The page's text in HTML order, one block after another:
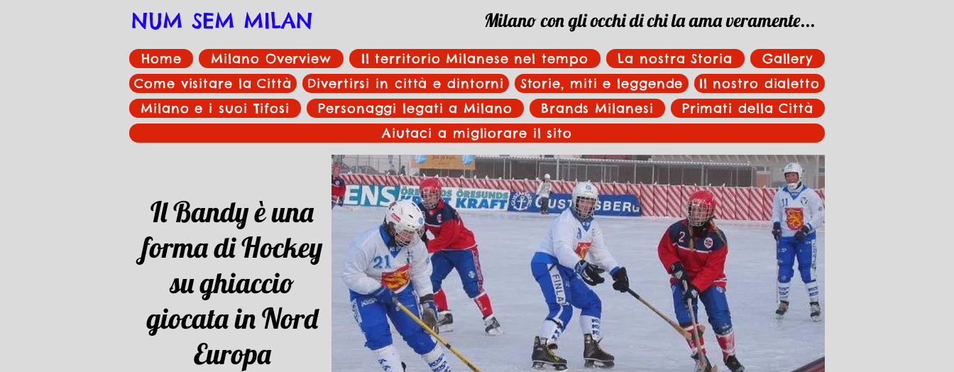
NUM SEM MILAN Milano con gli occhi di chi la ama veramente...
Home Milano Overview Il territorio Milanese nel tempo La nostra Storia
Gallery
Come visitare la Città
Divertirsi in città e dintorni Storie, miti e leggende
Il nostro dialetto
Milano e i suoi Tifosi
Personaggi legati a Milano Brands Milanesi
Primati della Città
Aiutaci a migliorare il sito
Il Bandy è una
forma di Hockey
su ghiaccio
giocata in Nord
Europa